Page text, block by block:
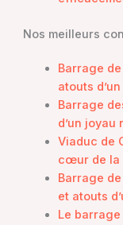
Nos meilleurs
Barrage
atouts
Barrage
d’un joyau
Viaduc de
cœur de la
Barrage
et atouts
Le